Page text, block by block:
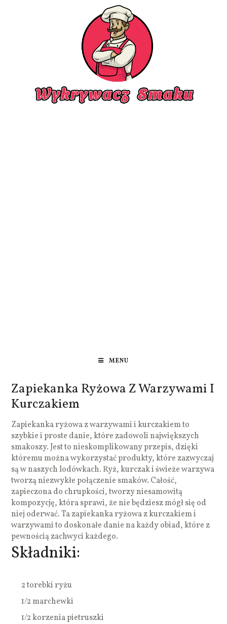
MENU
Zapiekanka Ryżowa Z Warzywami I
Kurczakiem
Zapiekanka ryżowa z warzywami i kurczakiem to
szybkie i proste danie, które zadowoli największych
smakoszy. Jest to nieskomplikowany przepis, dzięki
któremu można wykorzystać produkty, które zazwyczaj
są w naszych lodówkach. Ryż, kurczak i świeże warzywa
tworzą niezwykłe połączenie smaków. Całość,
zapieczona do chrupkości, tworzy niesamowitą
kompozycję, która sprawi, że nie będziesz mógł się od
niej oderwać. Ta zapiekanka ryżowa z kurczakiem i
warzywami to doskonałe danie na każdy obiad, które z
pewnością zachwyci każdego.
Składniki:
2 torebki ryżu
1/2 marchewki
1/2 korzenia pietruszki